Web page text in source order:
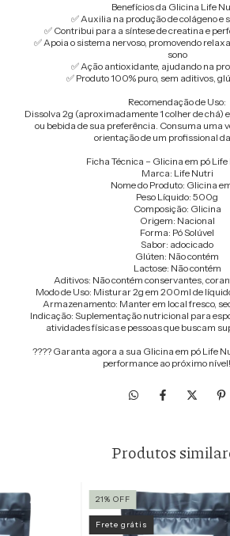
Benefícios da Glicina Life
✅ Auxilia na produção de colágeno e
✅ Contribui para a síntese de creatina e
✅ Apoia o sistema nervoso, promovendo
sono
✅ Ação antioxidante, ajudando na
✅ Produto 100% puro, sem aditivos,
Recomendação de Uso:
Dissolva 2g (aproximadamente 1 colher de chá)
ou bebida de sua preferência. Consuma uma
orientação de um profissional
Ficha Técnica – Glicina em pó
Marca: Life Nutri
Nome do Produto: Glicina
Peso Líquido: 500g
Composição: Glicina
Origem: Nacional
Forma: Pó Solúvel
Sabor: adocicado
Glúten: Não contém
Lactose: Não contém
Aditivos: Não contém conservantes,
Modo de Uso: Misturar 2g em 200ml de
Armazenamento: Manter em local fresco,
Indicação: Suplementação nutricional para
atividades físicas e pessoas que buscam
???? Garanta agora a sua Glicina em pó Life
performance ao próximo
Produtos
21% OFF
Frete grátis